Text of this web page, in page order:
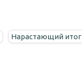
Нарастающий итог